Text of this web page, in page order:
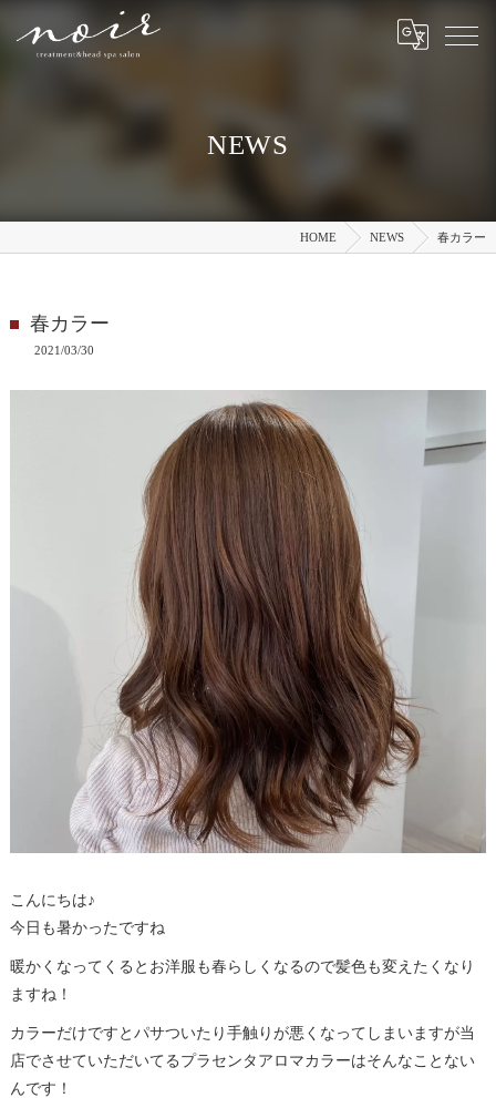
NEWS
HOME NEWS 春カラー
春カラー
2021/03/30
こんにちは♪
今日も暑かったですね
暖かくなってくるとお洋服も春らしくなるので髪色も変えたくなり
ますね！
カラーだけですとパサついたり手触りが悪くなってしまいますが当
店でさせていただいてるプラセンタアロマカラーはそんなことない
んです！